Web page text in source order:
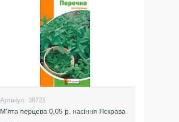
38721
М'ята перцева 0,05 р. насіння Яскрава